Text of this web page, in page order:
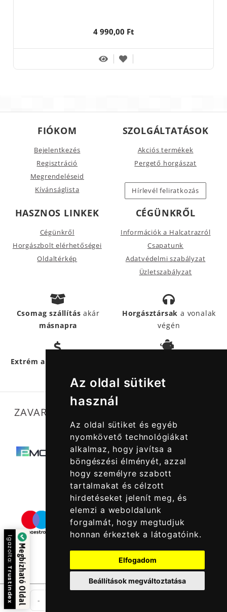
Az oldal sütiket
használ
Az oldal sütiket és egyéb
nyomkövető technológiákat
alkalmaz, hogy javítsa a
böngészési élményét, azzal
hogy személyre szabott
tartalmakat és célzott
hirdetéseket jelenít meg, és
elemzi a weboldalunk
forgalmát, hogy megtudjuk
honnan érkeztek a látogatóink.
Elfogadom
Beállítások megváltoztatása
-
4 990,00 Ft
FIÓKOM
Bejelentkezés
Regisztráció
Megrendeléseid
Kívánságlista
SZOLGÁLTATÁSOK
Akciós termékek
Pergető horgászat
Hírlevél feliratkozás
HASZNOS LINKEK
Cégünkről
Horgászbolt elérhetőségei
Oldaltérkép
CÉGÜNKRŐL
Információk a Halcatrazról
Csapatunk
Adatvédelmi szabályzat
Üzletszabályzat
Csomag szállításakár
másnapra
Horgásztársak a vonalak
végén
Extrém akciós termékek
ZAVARTALAN MŰKÖDÉSÜNKET SEGÍTIK
Megbízható Oldal
Igazolta:
Trustindex